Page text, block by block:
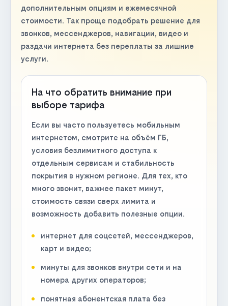
дополнительным опциям и ежемесячной
стоимости. Так проще подобрать решение для
звонков, мессенджеров, навигации, видео и
раздачи интернета без переплаты за лишние
услуги.
На что обратить внимание при
выборе тарифа
Если вы часто пользуетесь мобильным
интернетом, смотрите на объём ГБ,
условия безлимитного доступа к
отдельным сервисам и стабильность
покрытия в нужном регионе. Для тех, кто
много звонит, важнее пакет минут,
стоимость связи сверх лимита и
возможность добавить полезные опции.
интернет для соцсетей, мессенджеров,
карт и видео;
минуты для звонков внутри сети и на
номера других операторов;
понятная абонентская плата без